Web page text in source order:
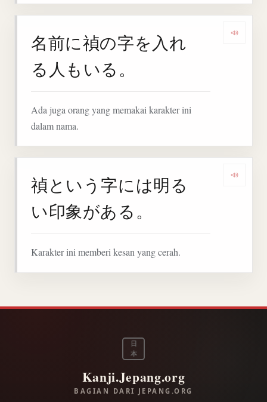
名前に禎の字を入れ
る人もいる。
Ada juga orang yang memakai karakter ini
dalam nama.
禎という字には明る
い印象がある。
Karakter ini memberi kesan yang cerah.
日
本
Kanji.Jepang.org
BAGIAN DARI JEPANG.ORG